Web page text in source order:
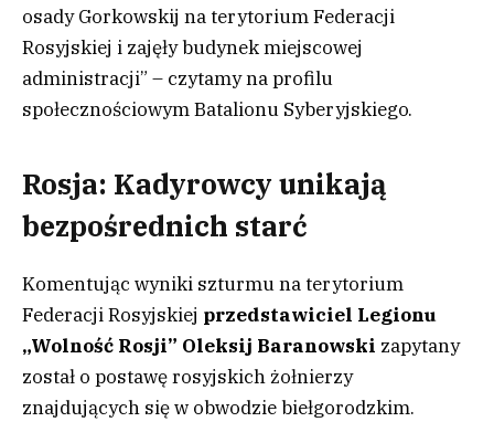
osady Gorkowskij na terytorium Federacji
Rosyjskiej i zajęły budynek miejscowej
administracji” – czytamy na profilu
społecznościowym Batalionu Syberyjskiego.
Rosja: Kadyrowcy unikają
bezpośrednich starć
Komentując wyniki szturmu na terytorium
Federacji Rosyjskiej przedstawiciel Legionu
„Wolność Rosji” Oleksij Baranowski zapytany
został o postawę rosyjskich żołnierzy
znajdujących się w obwodzie biełgorodzkim.